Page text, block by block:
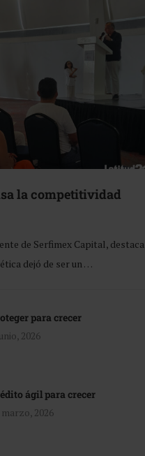
la competitividad
de Serfimex Capital, destaca
dejó de ser un …
para crecer
2026
ágil para crecer
marzo, 2026